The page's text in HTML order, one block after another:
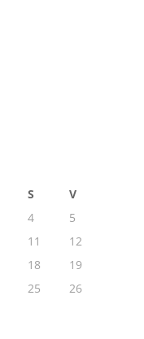
S
V
4
5
11
12
18
19
25
26